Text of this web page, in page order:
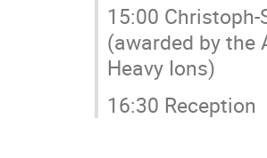
15:00
(awarded by
Heavy Ions)
16:30 Reception